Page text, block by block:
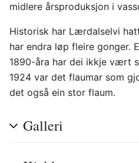
midlere årsproduksjon i
Historisk har Lærdalselvi
har endra løp fleire gonger.
1890-åra har dei ikkje vært
1924 var det flaumar som
det også ein stor flaum.
Galleri